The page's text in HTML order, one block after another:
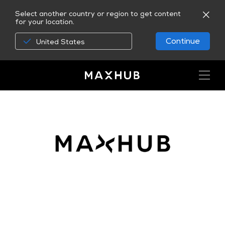
Select another country or region to get content
for your location.
United States Continue